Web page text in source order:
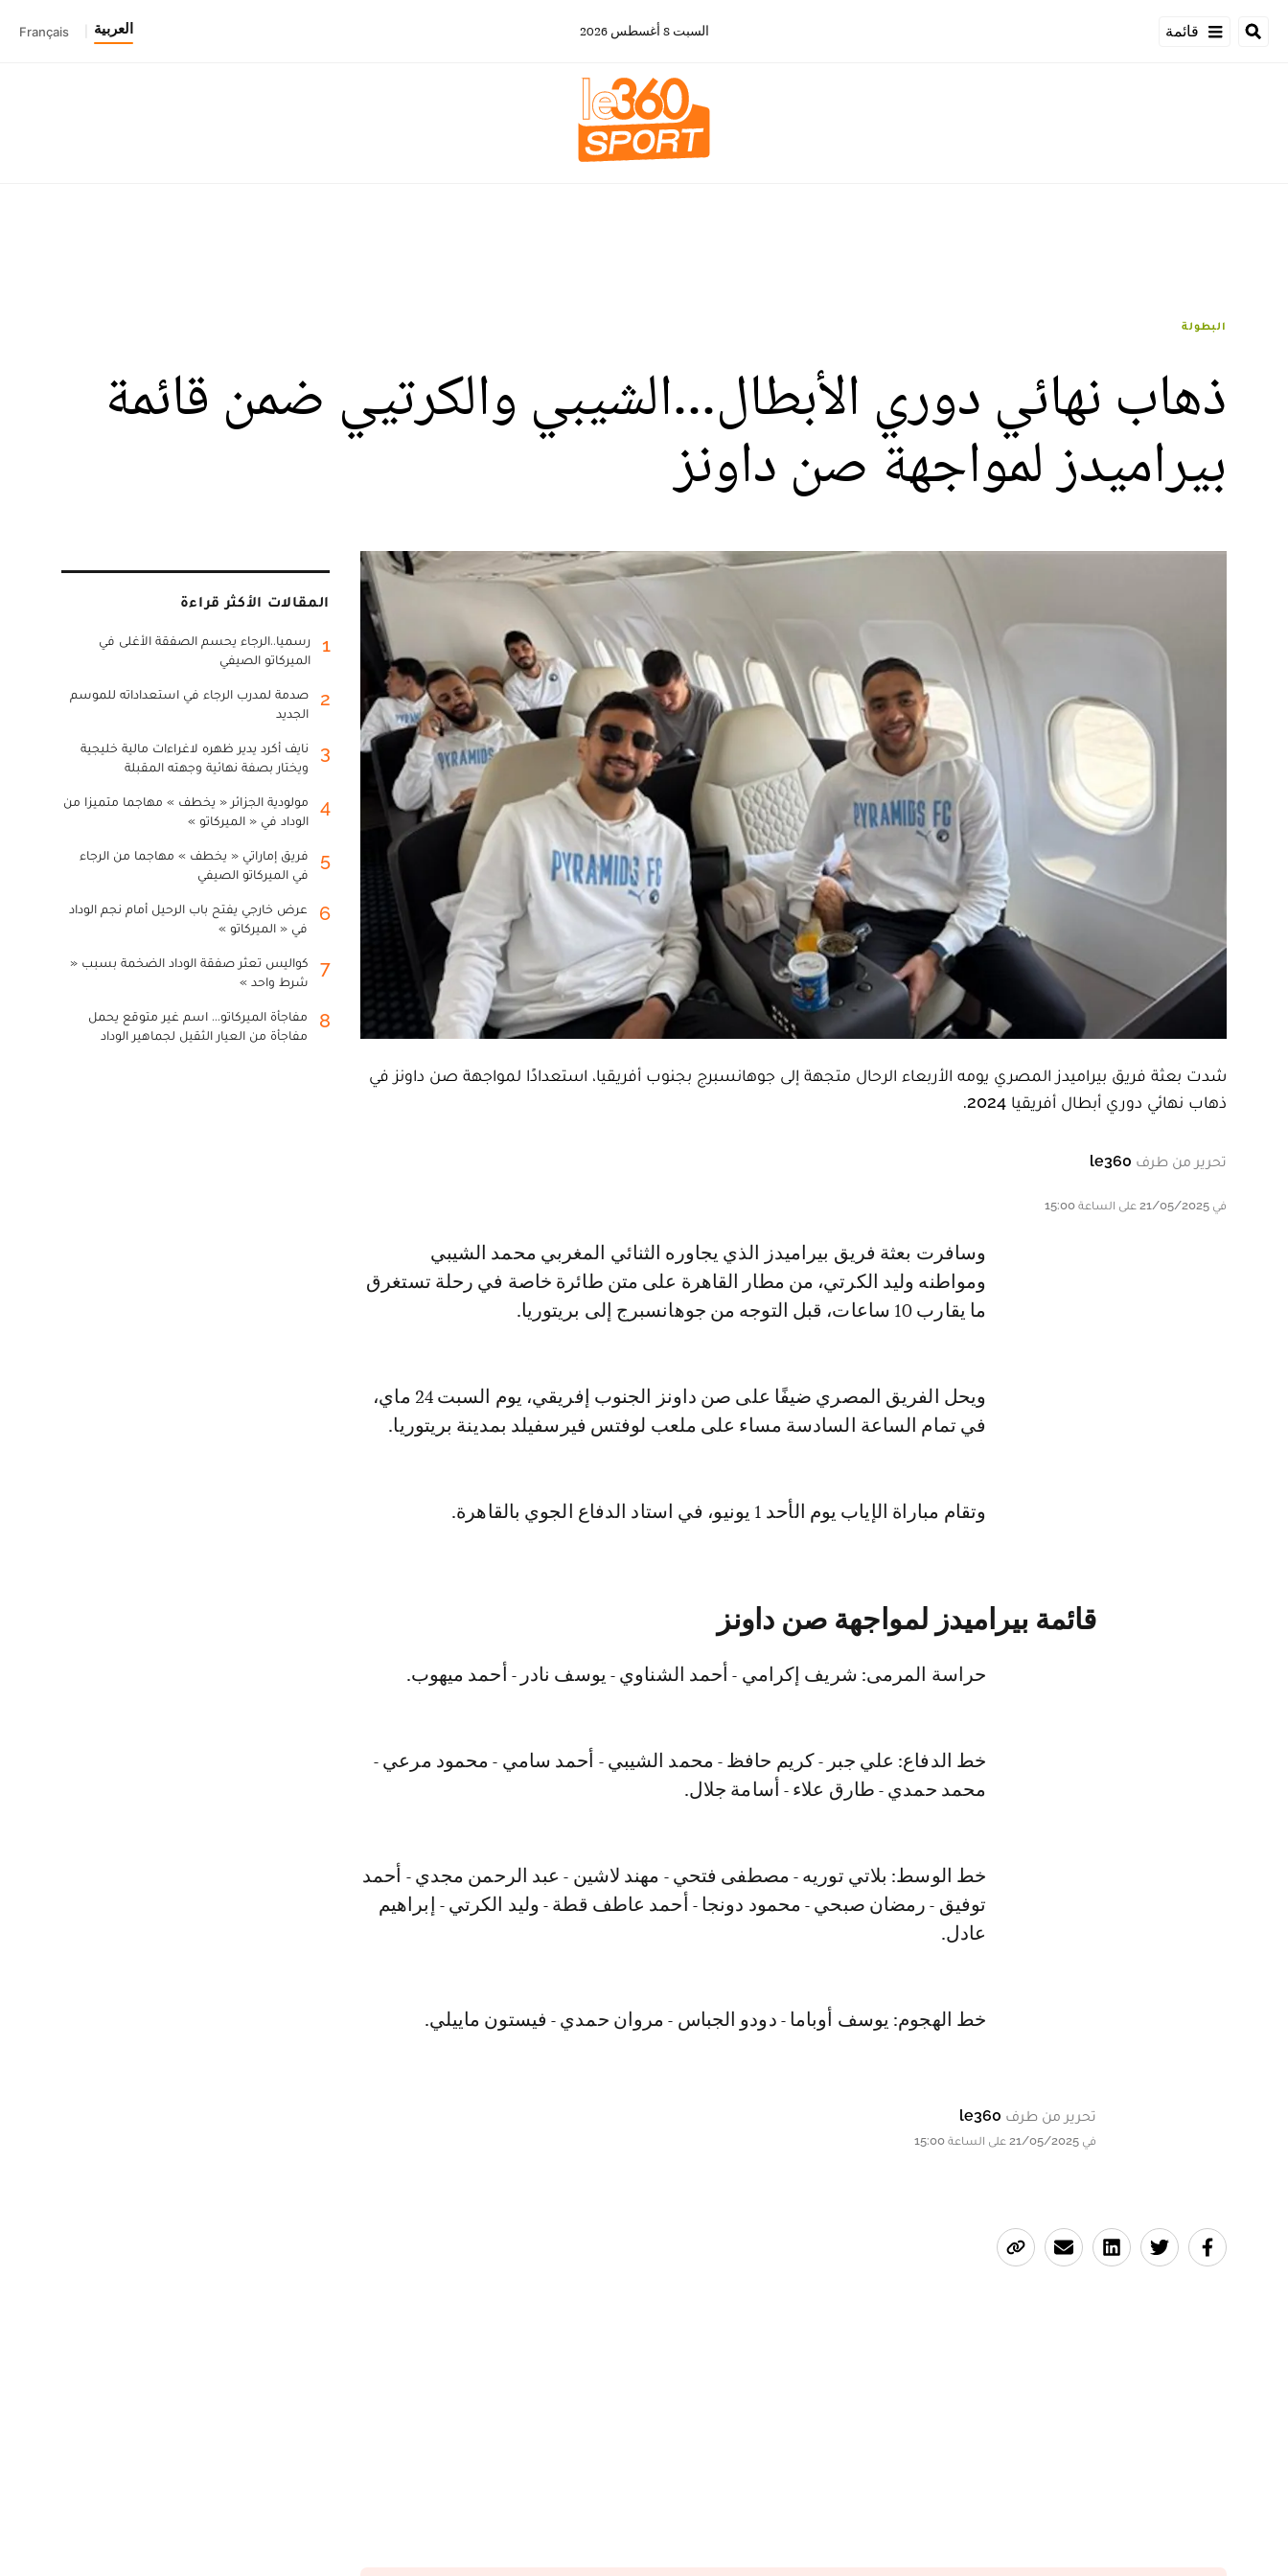
قائمة السبت 8 أغسطس 2026 العربية Français
البطولة
ذهاب نهائي دوري الأبطال...الشيبي والكرتيي ضمن قائمة
بيراميدز لمواجهة صن داونز
شدت بعثة فريق بيراميدز المصري يومه الأربعاء الرحال متجهة إلى جوهانسبرج بجنوب أفريقيا، استعدادًا لمواجهة صن داونز في
ذهاب نهائي دوري أبطال أفريقيا 2024.
تحرير من طرف le360
في 21/05/2025 على الساعة 15:00
وسافرت بعثة فريق بيراميدز الذي يجاوره الثنائي المغربي محمد الشيبي
ومواطنه وليد الكرتي، من مطار القاهرة على متن طائرة خاصة في رحلة تستغرق
ما يقارب 10 ساعات، قبل التوجه من جوهانسبرج إلى بريتوريا.
ويحل الفريق المصري ضيفًا على صن داونز الجنوب إفريقي، يوم السبت 24 ماي،
في تمام الساعة السادسة مساء على ملعب لوفتس فيرسفيلد بمدينة بريتوريا.
وتقام مباراة الإياب يوم الأحد 1 يونيو، في استاد الدفاع الجوي بالقاهرة.
قائمة بيراميدز لمواجهة صن داونز
حراسة المرمى: شريف إكرامي - أحمد الشناوي - يوسف نادر - أحمد ميهوب.
خط الدفاع: علي جبر - كريم حافظ - محمد الشيبي - أحمد سامي - محمود مرعي -
محمد حمدي - طارق علاء - أسامة جلال.
خط الوسط: بلاتي توريه - مصطفى فتحي - مهند لاشين - عبد الرحمن مجدي - أحمد
توفيق - رمضان صبحي - محمود دونجا - أحمد عاطف قطة - وليد الكرتي - إبراهيم
عادل.
خط الهجوم: يوسف أوباما - دودو الجباس - مروان حمدي - فيستون ماييلي.
تحرير من طرف le360
في 21/05/2025 على الساعة 15:00
المقالات الأكثر قراءة
1
رسميا..الرجاء يحسم الصفقة الأغلى في
الميركاتو الصيفي
2
صدمة لمدرب الرجاء في استعداداته للموسم
الجديد
3
نايف أكرد يدير ظهره لاغراءات مالية خليجية
ويختار بصفة نهائية وجهته المقبلة
4
مولودية الجزائر « يخطف » مهاجما متميزا من
الوداد في « الميركاتو »
5
فريق إماراتي « يخطف » مهاجما من الرجاء
في الميركاتو الصيفي
6
عرض خارجي يفتح باب الرحيل أمام نجم الوداد
في « الميركاتو »
7
كواليس تعثر صفقة الوداد الضخمة بسبب «
شرط واحد »
8
مفاجأة الميركاتو... اسم غير متوقع يحمل
مفاجأة من العيار الثقيل لجماهير الوداد